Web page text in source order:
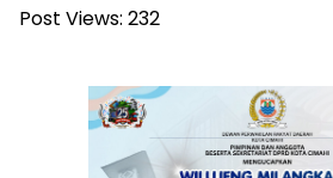
Post Views: 232